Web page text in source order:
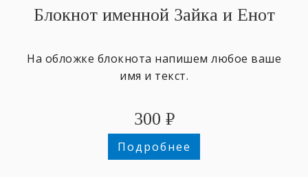
Блокнот именной Зайка и Енот
На обложке блокнота напишем любое ваше
имя и текст.
300 ₽
Подробнее